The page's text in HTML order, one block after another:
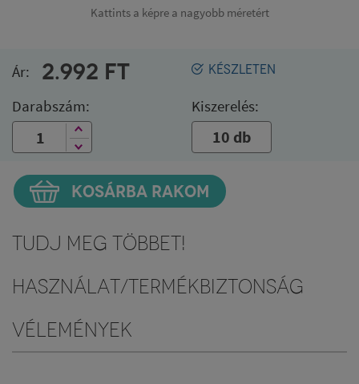
Kattints a képre a nagyobb méretért
KÉSZLETEN
Ár: 2.992 FT
Darabszám: Kiszerelés:
10 db
KOSÁRBA RAKOM
Tudj meg többet!
Használat/Termékbiztonság
Vélemények